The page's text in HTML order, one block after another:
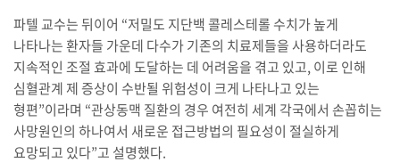
파텔 교수는 뒤이어 “저밀도 지단백 콜레스테롤 수치가 높게
나타나는 환자들 가운데 다수가 기존의 치료제들을 사용하더라도
지속적인 조절 효과에 도달하는 데 어려움을 겪고 있고, 이로 인해
심혈관계 제 증상이 수반될 위험성이 크게 나타나고 있는
형편”이라며 “관상동맥 질환의 경우 여전히 세계 각국에서 손꼽히는
사망원인의 하나여서 새로운 접근방법의 필요성이 절실하게
요망되고 있다”고 설명했다.